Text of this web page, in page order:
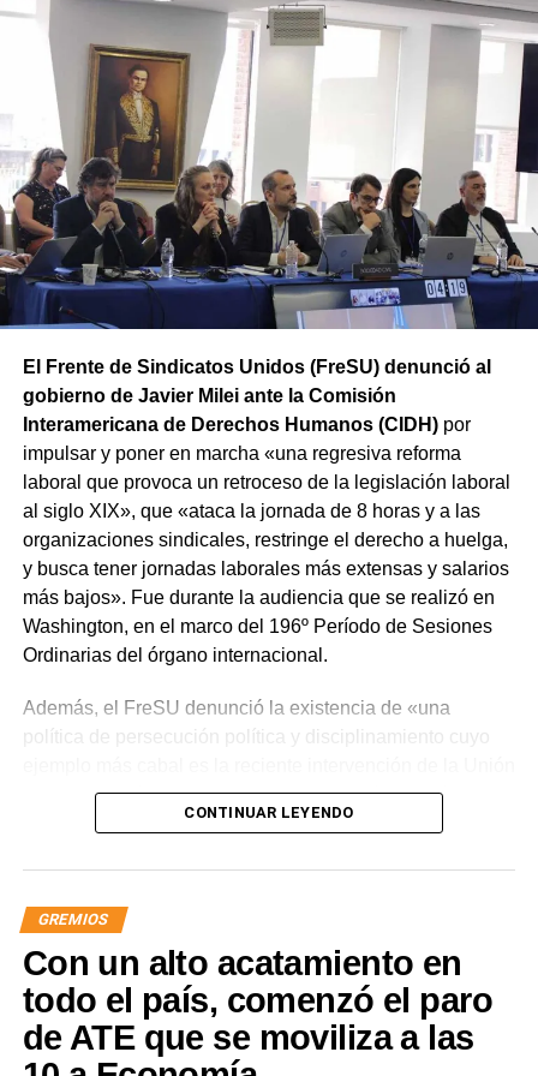
habían adelantado su rechazo a esta modificación.
De esta forma, ATE mantiene la movilización prevista
y concentrará a partir de las 12 hs en Av. Rivadavia y
Rodriguez Peña (CABA).Además, las movilizaciones se
replicarán en las principales ciudades de todas las
provincias en el marco de la Jornada Nacional de Lucha
convocada por el sindicato.
El Frente de Sindicatos Unidos (FreSU) denunció al
gobierno de Javier Milei ante la Comisión
Interamericana de Derechos Humanos (CIDH)por
impulsar y poner en marcha «una regresiva reforma
laboral que provoca un retroceso de la legislación laboral
al siglo XIX», que «ataca la jornada de 8 horas y a las
organizaciones sindicales, restringe el derecho a huelga,
y busca tener jornadas laborales más extensas y salarios
más bajos». Fue durante la audiencia que se realizó en
Washington, en el marco del 196º Período de Sesiones
Ordinarias del órgano internacional.
Además, el FreSU denunció la existencia de «una
política de persecución política y disciplinamiento cuyo
Obrera Metalúrgica (UOM) y la persecución mediática,
gremial, jurídica y personal» desplegada por funcionarios
«El espíritu de esta reforma es beneficiar sólo a los
empresarios y aumentar sus márgenes de rentabilidad a
partir de una mayor explotación. Jornadas más extensas
y salarios más bajos», dijo el secretario general de ATE,
Rodolfo Aguiar, al iniciar la exposición por parte del
CONTINUAR LEYENDO
GREMIOS
Con un alto acatamiento en
todo el país, comenzó el paro
de ATE que se moviliza a las